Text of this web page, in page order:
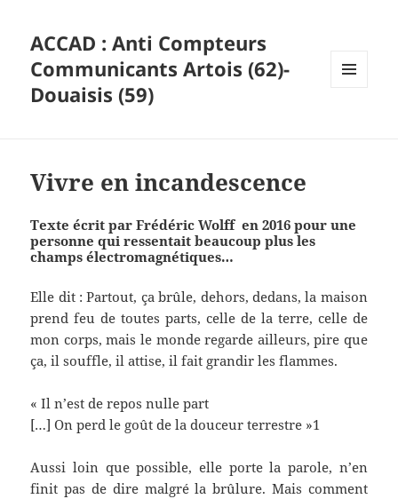
ACCAD : Anti Compteurs
Communicants Artois (62)-
Douaisis (59)
Vivre en incandescence
Texte écrit par Frédéric Wolff en 2016 pour une
personne qui ressentait beaucoup plus les
champs électromagnétiques…
Elle dit : Partout, ça brûle, dehors, dedans, la maison
prend feu de toutes parts, celle de la terre, celle de
mon corps, mais le monde regarde ailleurs, pire que
ça, il souffle, il attise, il fait grandir les flammes.
« Il n’est de repos nulle part
[…] On perd le goût de la douceur terrestre »1
Aussi loin que possible, elle porte la parole, n’en
finit pas de dire malgré la brûlure. Mais comment